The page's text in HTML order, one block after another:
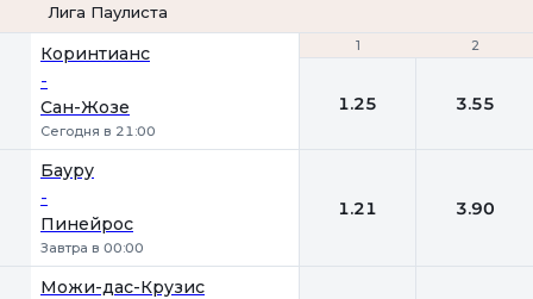
Лига Паулиста
1 2
Коринтианс
-
Сан-Жозе
Сегодня в 21:00
1 2
1.25 3.55
Бауpу
-
Пинейрос
Завтра в 00:00
1.21 3.90
Можи-дас-Крузис